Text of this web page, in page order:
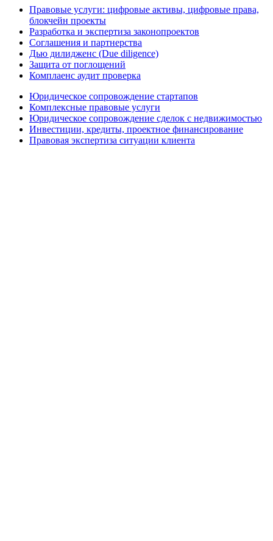
Правовые услуги: цифровые активы, цифровые права,
блокчейн проекты
Разработка и экспертиза законопроектов
Соглашения и партнерства
Дью дилидженс (Due diligence)
Защита от поглощений
Комплаенс аудит проверка
Юридическое сопровождение стартапов
Комплексные правовые услуги
Юридическое сопровождение сделок с недвижимостью
Инвестиции, кредиты, проектное финансирование
Правовая экспертиза ситуации клиента